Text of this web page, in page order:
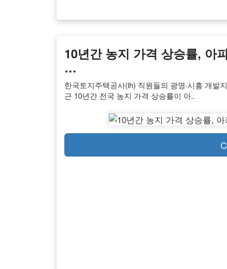
10년간 농지 가격 상승률,
…
한국토지주택공사(lh) 직원들의 광명·시흥 개발
근 10년간 전국 농지 가격 상승률이 아..